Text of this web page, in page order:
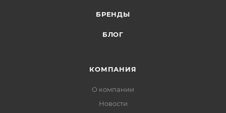
БРЕНДЫ
БЛОГ
КОМПАНИЯ
О компании
Новости